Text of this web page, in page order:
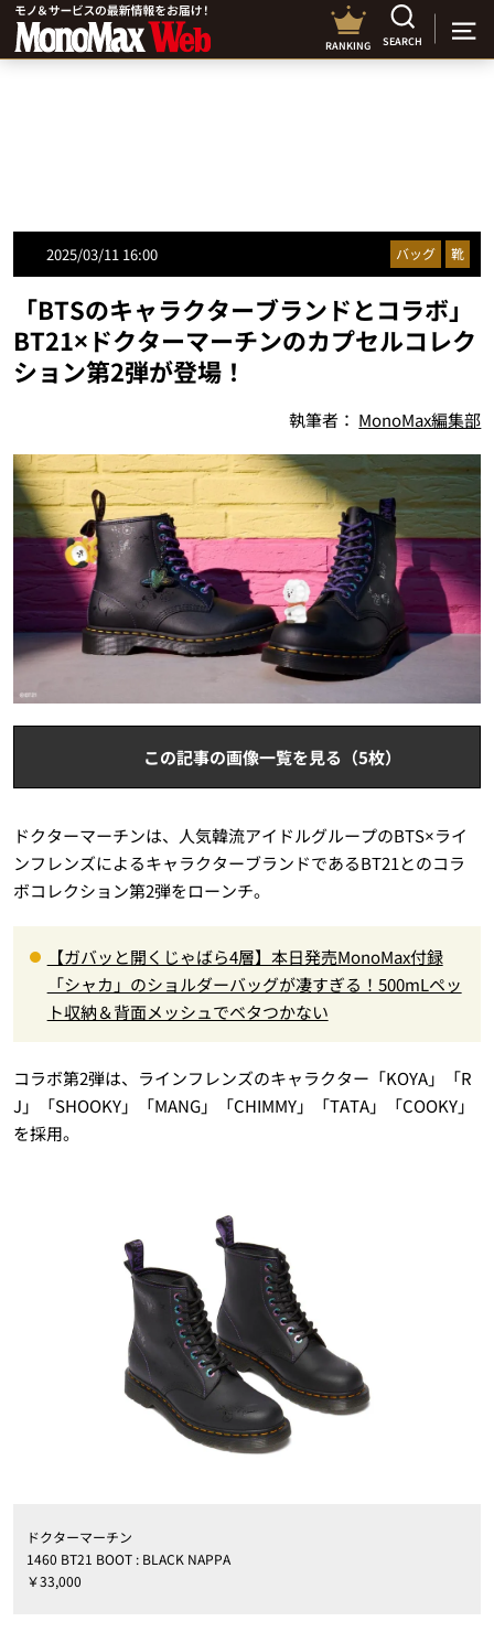
RANKING SEARCH
2025/03/11 16:00 バッグ 靴
「BTSのキャラクターブランドとコラボ」
BT21×ドクターマーチンのカプセルコレク
ション第2弾が登場！
執筆者： MonoMax編集部
この記事の画像一覧を見る（5枚）
ドクターマーチンは、人気韓流アイドルグループのBTS×ライ
ンフレンズによるキャラクターブランドであるBT21とのコラ
ボコレクション第2弾をローンチ。
【ガバッと開くじゃばら4層】本日発売MonoMax付録
「シャカ」のショルダーバッグが凄すぎる！500mLペッ
ト収納＆背面メッシュでベタつかない
コラボ第2弾は、ラインフレンズのキャラクター「KOYA」「R
J」「SHOOKY」「MANG」「CHIMMY」「TATA」「COOKY」
を採用。
ドクターマーチン
1460 BT21 BOOT : BLACK NAPPA
￥33,000